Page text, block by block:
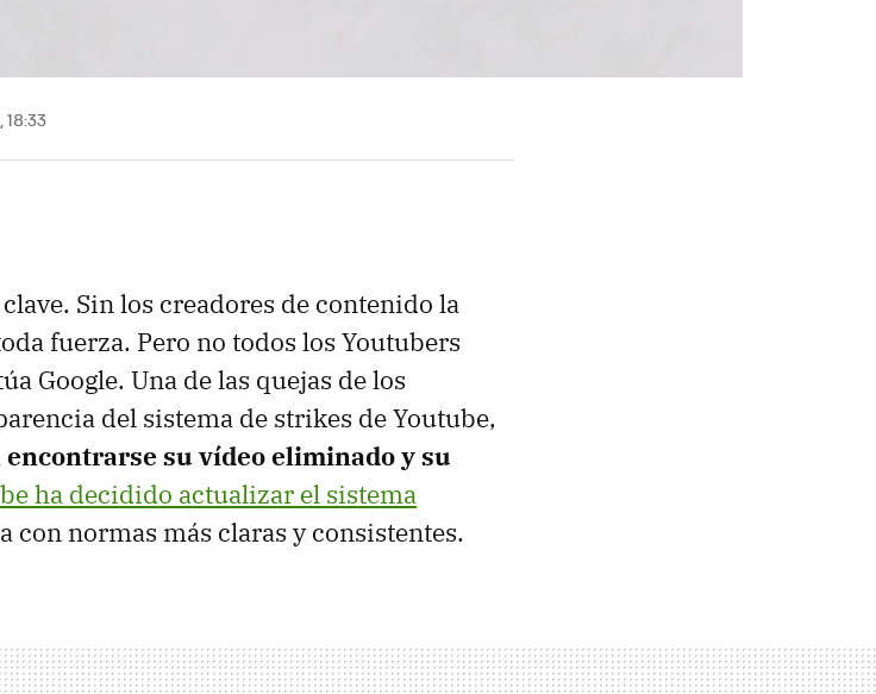
Sin los creadores de contenido la
fuerza. Pero no todos los Youtubers
Google. Una de las quejas de los
del sistema de strikes de Youtube,
su vídeo eliminado y su
ha decidido actualizar el sistema
normas más claras y consistentes.